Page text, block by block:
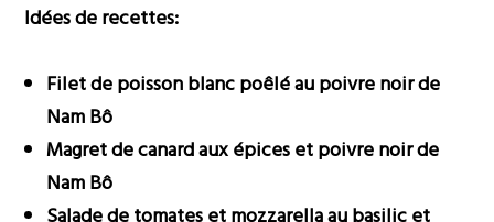
Idées de recettes:
Filet de poisson blanc poêlé au poivre noir de
Nam Bô
Magret de canard aux épices et poivre noir de
Nam Bô